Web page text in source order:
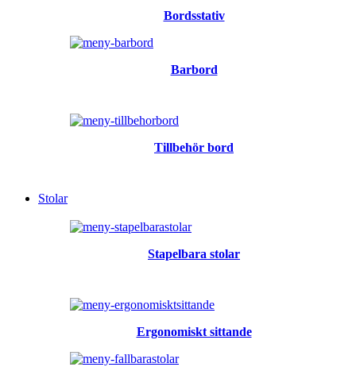
Bordsstativ
Barbord
Tillbehör bord
Stolar
Stapelbara stolar
Ergonomiskt sittande